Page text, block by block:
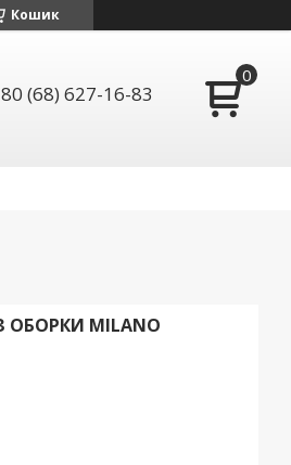
Кошик
(68) 627-16-83
MILANO